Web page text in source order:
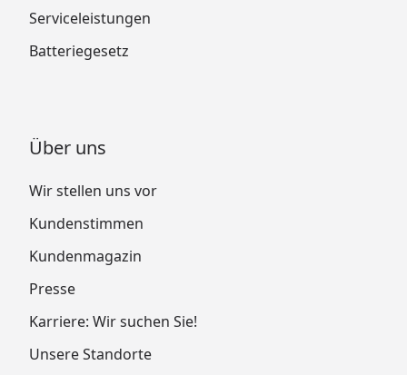
Serviceleistungen
Batteriegesetz
Über uns
Wir stellen uns vor
Kundenstimmen
Kundenmagazin
Presse
Karriere: Wir suchen Sie!
Unsere Standorte